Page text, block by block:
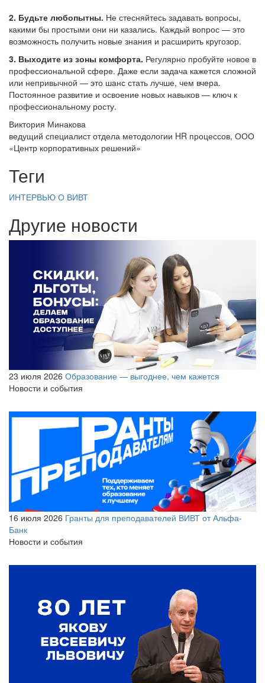
2. Будьте любопытны. Не стесняйтесь задавать вопросы,
какими бы простыми они ни казались. Каждый вопрос — это
возможность получить новые знания и расширить кругозор.
3. Выходите из зоны комфорта. Регулярно пробуйте новое в
профессиональной сфере. Даже если задача кажется сложной
или непривычной — это шанс стать лучше, чем вчера.
Постоянное развитие и освоение новых навыков — ключ к
профессиональному росту.
Виктория Минакова
ведущий специалист отдела методологии HR процессов, ООО
«Центр корпоративных решений»
Теги
ИНТЕРВЬЮ О ВИВТ
Другие новости
23 июля 2026 Образование — выгоднее, чем кажется
Новости и события
16 июля 2026 Гранты для преподавателей ВИВТ от Альфа-
Банк
Новости и события